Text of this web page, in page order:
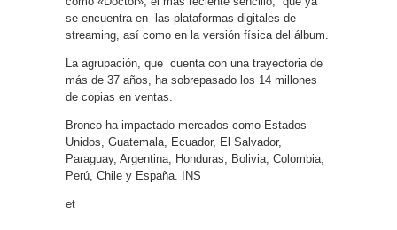
se encuentra en las plataformas digitales de
streaming, así como en la versión física del álbum.
La agrupación, que cuenta con una trayectoria de
más de 37 años, ha sobrepasado los 14 millones
de copias en ventas.
Bronco ha impactado mercados como Estados
Unidos, Guatemala, Ecuador, El Salvador,
Paraguay, Argentina, Honduras, Bolivia, Colombia,
Perú, Chile y España. INS
et